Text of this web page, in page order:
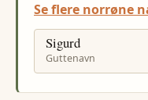
Se flere norrøne
Sigurd
Guttenavn